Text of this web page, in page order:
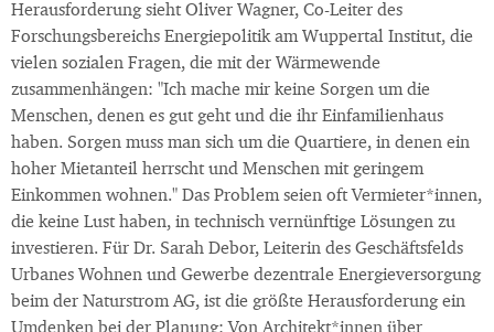
Herausforderung sieht Oliver Wagner, Co-Leiter des
Forschungsbereichs Energiepolitik am Wuppertal Institut, die
vielen sozialen Fragen, die mit der Wärmewende
zusammenhängen: "Ich mache mir keine Sorgen um die
Menschen, denen es gut geht und die ihr Einfamilienhaus
haben. Sorgen muss man sich um die Quartiere, in denen ein
hoher Mietanteil herrscht und Menschen mit geringem
Einkommen wohnen." Das Problem seien oft Vermieter*innen,
die keine Lust haben, in technisch vernünftige Lösungen zu
investieren. Für Dr. Sarah Debor, Leiterin des Geschäftsfelds
Urbanes Wohnen und Gewerbe dezentrale Energieversorgung
beim der Naturstrom AG, ist die größte Herausforderung ein